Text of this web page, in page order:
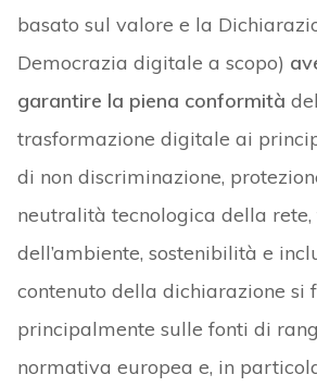
basato sul valore e la
Democrazia digitale a scopo)
garantire la piena conformità
trasformazione digitale ai
di non discriminazione,
neutralità tecnologica della rete,
dell’ambiente, sostenibilità e
contenuto della dichiarazione si
principalmente sulle fonti di
normativa europea e, in